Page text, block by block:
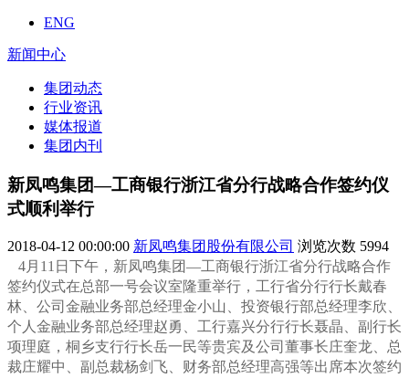
ENG
新闻中心
集团动态
行业资讯
媒体报道
集团内刊
新凤鸣集团—工商银行浙江省分行战略合作签约仪
式顺利举行
2018-04-12 00:00:00 新凤鸣集团股份有限公司 浏览次数 5994
4月11日下午，新凤鸣集团—工商银行浙江省分行战略合作
签约仪式在总部一号会议室隆重举行， 工行省分行行长戴春
林、公司金融业务部总经理金小山、投资银行部总经理李欣、
个人金融业务部总经理赵勇、工行嘉兴分行行长聂晶、副行长
项理庭，桐乡支行行长岳一民等贵宾及公司董事长庄奎龙、总
裁庄耀中、副总裁杨剑飞、财务部总经理高强等出席本次签约